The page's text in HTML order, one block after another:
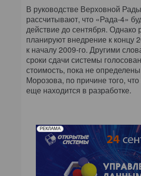
В руководстве Верховной Рады
рассчитывают, что «Рада-4»
действие до сентября. Однако
планируют внедрение к концу
к началу 2009-го. Другими
сроки сдачи системы
стоимость, пока не
Морозова, по причине того,
еще находится в разработке.
РЕКЛАМА